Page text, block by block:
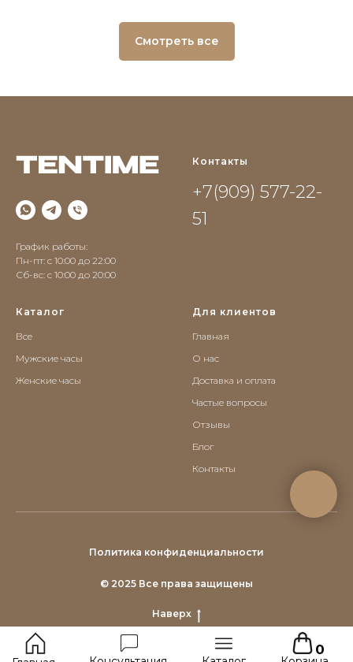
Смотреть все
График работы:
Пн-пт: с 10:00 до 22:00
Сб-вс: c 10:00 до 20:00
Контакты
+7(909) 577-22-
51
Каталог
Все
Мужские часы
Женские часы
Для клиентов
Главная
О нас
Доставка и оплата
Частые вопросы
Отзывы
Блог
Контакты
Политика конфиденциальности
© 2025 Все права защищены
Наверх